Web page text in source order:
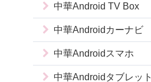
中華Android TV Box
中華Androidカーナビ
中華Androidスマホ
中華Androidタブレット